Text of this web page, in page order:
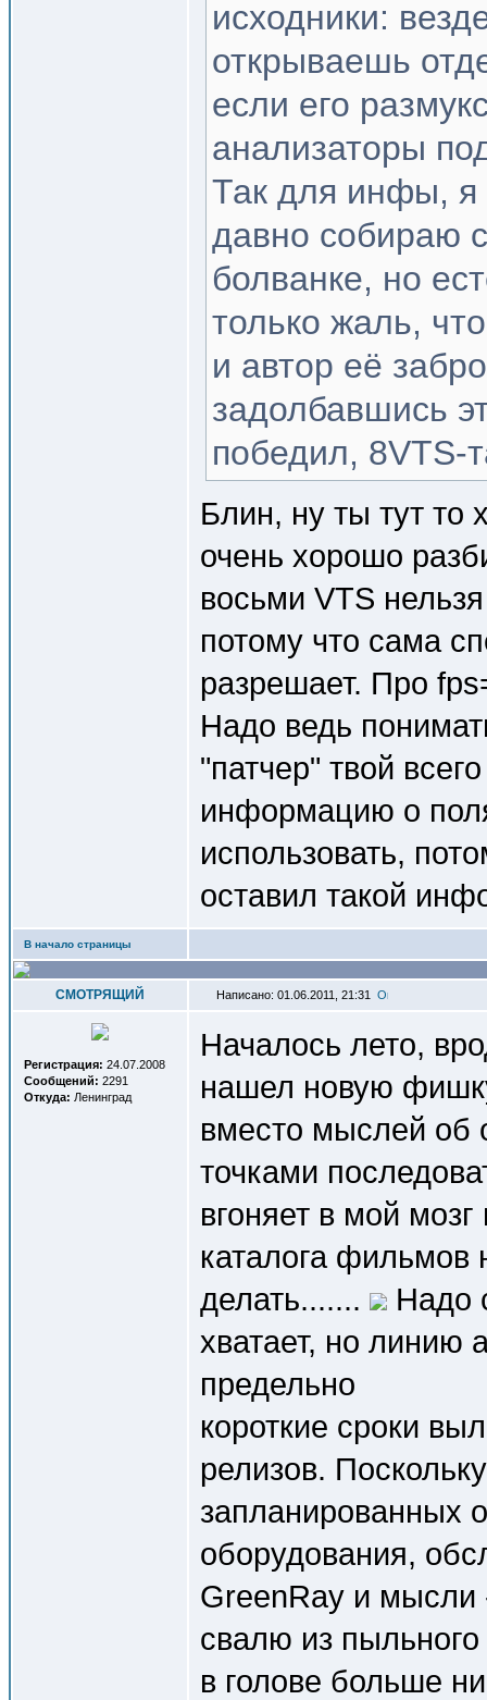
исходники:
открываешь
если его
анализаторы
Так для инфы, я
давно собираю
болванке, но
только жаль,
и автор её
задолбавшись
победил, 8VTS-
Блин, ну ты тут то
очень хорошо
восьми VTS
потому что сама
разрешает. Про
Надо ведь
"патчер" твой
информацию о
использовать,
оставил такой
В начало страницы
СМОТРЯЩИЙ Написано: 01.06.2011, 21:31
Регистрация: 24.07.2008
Сообщений: 2291
Откуда: Ленинград
Началось лето,
нашел новую
вместо мыслей об
точками
вгоняет в мой
каталога
делать.......
Надо
хватает, но линию
предельно
короткие сроки
релизов.
запланированных
оборудования,
GreenRay и мысли
свалю из пыльного
в голове больше